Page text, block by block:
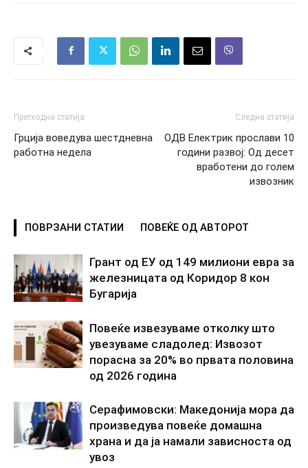
Претходна статија
Грција воведува шестдневна
работна недела
Следна статија
ОДВ Електрик прослави 10
години развој: Од десет
вработени до голем
извозник
ПОВРЗАНИ СТАТИИ ПОВЕЌЕ ОД АВТОРОТ
Грант од ЕУ од 149 милиони евра за
железницата од Коридор 8 кон
Бугарија
Повеќе извезуваме отколку што
увезуваме сладолед: Извозот
порасна за 20% во првата половина
од 2026 година
Серафимовски: Македонија мора да
произведува повеќе домашна
храна и да ја намали зависноста од
увоз